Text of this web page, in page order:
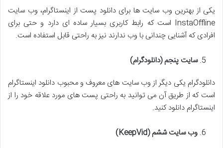
یکی از بهترین وب سایت ها برای دانلود پست از اینستاگرام، وب سایت
InstaOffline است که رابط کاربری بسیار ساده ای دارد و حتی برای
افرادی که آشنایی چندانی با وب ندارند نیز به راحتی قابل استفاده است.
سایت پنجم (دانلودگرام)
دانلودگرام یکی دیگر از وب سایت های معروف و محبوب دانلود اینستاگرام
است که از طریق آن می توانید به راحتی پست های مورد علاقه خود را از
اینستاگرام دانلود کنید.
وب سایت ششم(KeepVid)